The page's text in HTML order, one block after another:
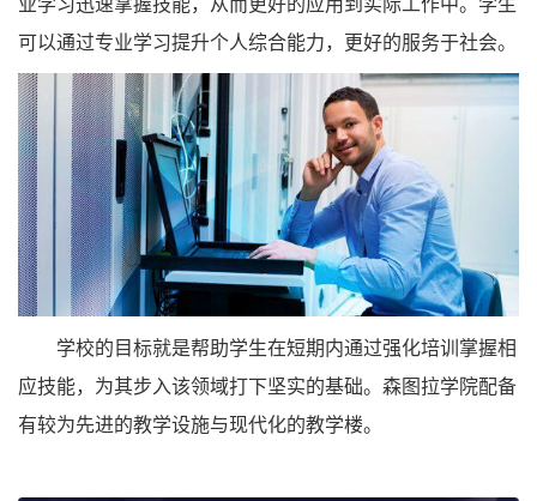
可以通过专业学习提升个人综合能力，更好的服务于社会。
学校的目标就是帮助学生在短期内通过强化培训掌握相
应技能，为其步入该领域打下坚实的基础。森图拉学院配备
有较为先进的教学设施与现代化的教学楼。